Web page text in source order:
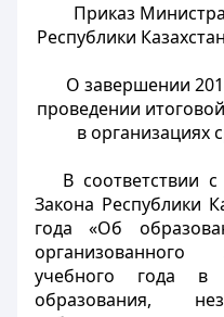
Приказ
Республики
О завершении
проведении
в организациях
В соответствии с
Закона Республики
года «Об
организованного
учебного года в
образования,